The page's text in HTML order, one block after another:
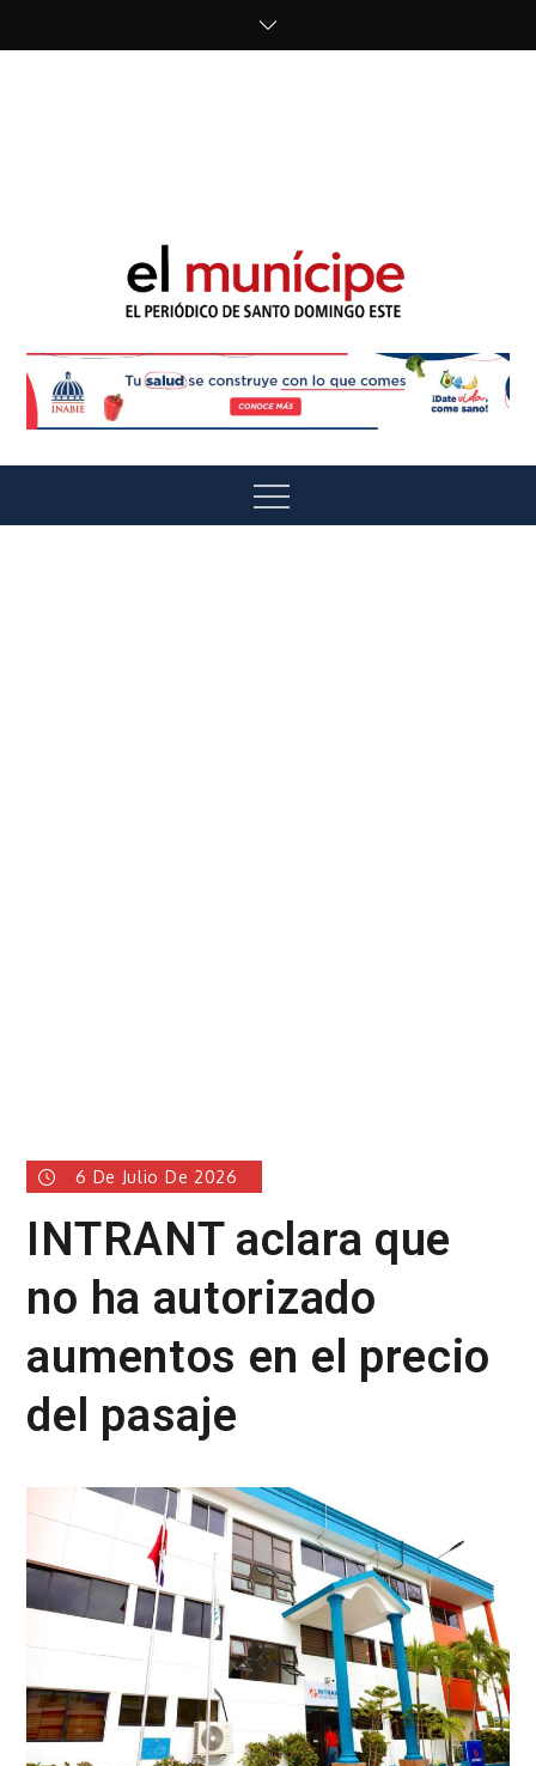
El Munícipe
Menu
6 De Julio De 2026
INTRANT aclara que
no ha autorizado
aumentos en el precio
del pasaje